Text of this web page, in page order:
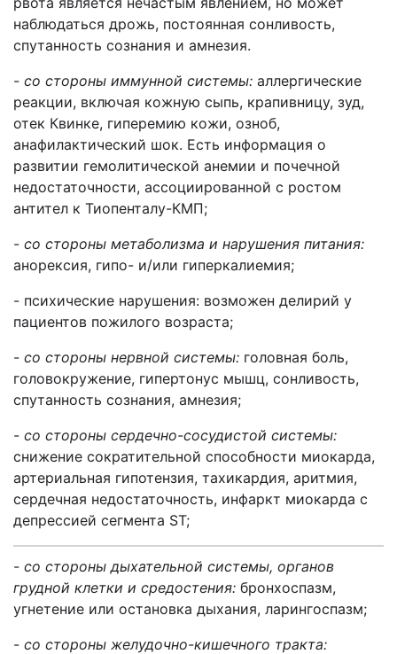
наблюдаться дрожь, постоянная сонливость,
спутанность сознания и амнезия.
- со стороны иммунной системы: аллергические
реакции, включая кожную сыпь, крапивницу, зуд,
отек Квинке, гиперемию кожи, озноб,
анафилактический шок. Есть информация о
развитии гемолитической анемии и почечной
недостаточности, ассоциированной с ростом
антител к Тиопенталу-КМП;
- со стороны метаболизма и нарушения питания:
анорексия, гипо- и/или гиперкалиемия;
- психические нарушения: возможен делирий у
пациентов пожилого возраста;
- со стороны нервной системы: головная боль,
головокружение, гипертонус мышц, сонливость,
спутанность сознания, амнезия;
- со стороны сердечно-сосудистой системы:
снижение сократительной способности миокарда,
артериальная гипотензия, тахикардия, аритмия,
сердечная недостаточность, инфаркт миокарда с
депрессией сегмента ST;
- со стороны дыхательной системы, органов
грудной клетки и средостения: бронхоспазм,
угнетение или остановка дыхания, ларингоспазм;
- со стороны желудочно-кишечного тракта: